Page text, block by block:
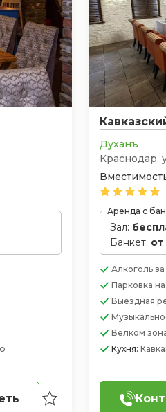
Духанъ
Краснодар,
Аренда с
Зал:
Банкет:
Алкоголь
Парковка
Выездная
Велком
Кухня: